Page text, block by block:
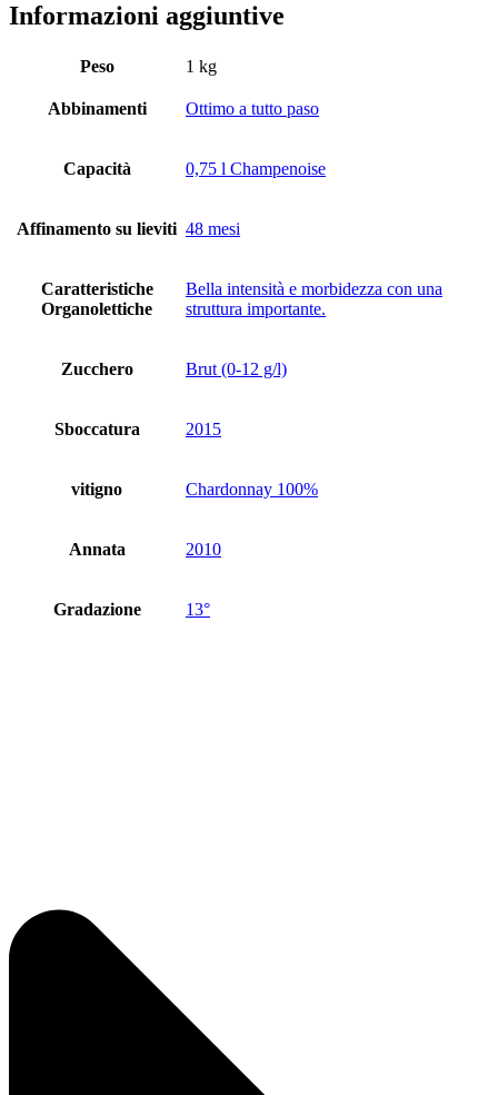
Informazioni aggiuntive
Peso 1 kg
Abbinamenti Ottimo a tutto paso
Capacità 0,75 l Champenoise
Affinamento su lieviti 48 mesi
Caratteristiche
Organolettiche
Bella intensità e morbidezza con una
struttura importante.
Zucchero Brut (0-12 g/l)
Sboccatura 2015
vitigno Chardonnay 100%
Annata 2010
Gradazione 13°